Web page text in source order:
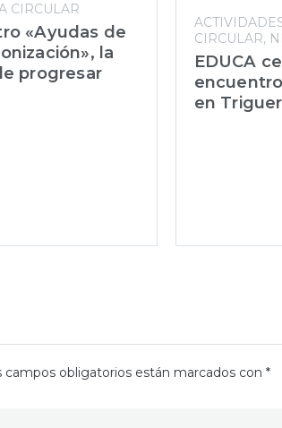
CIRCULAR
«Ayudas de
la
progresar
CIRCULAR
EDUCA
en
campos obligatorios están marcados con *